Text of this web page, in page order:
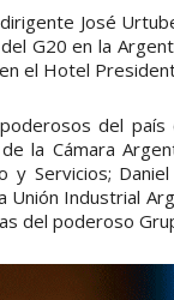
José
G20 en la
el Hotel
del
la Cámara
Servicios;
Industrial
del poderoso